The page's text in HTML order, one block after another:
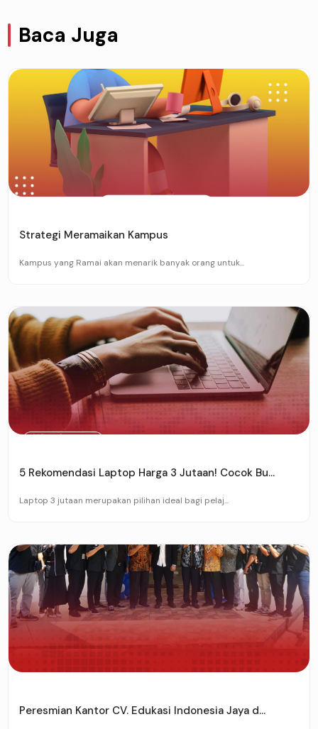
Baca Juga
Strategi Meramaikan Kampus
Kampus yang Ramai akan menarik banyak orang untuk...
5 Rekomendasi Laptop Harga 3 Jutaan! Cocok Bu...
Laptop 3 jutaan merupakan pilihan ideal bagi pelaj...
Peresmian Kantor CV. Edukasi Indonesia Jaya d...